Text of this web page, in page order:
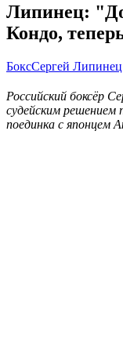
Липинец:
Кондо,
БоксСергей Липинец
Российский боксёр
судейским решением
поединка с японцем